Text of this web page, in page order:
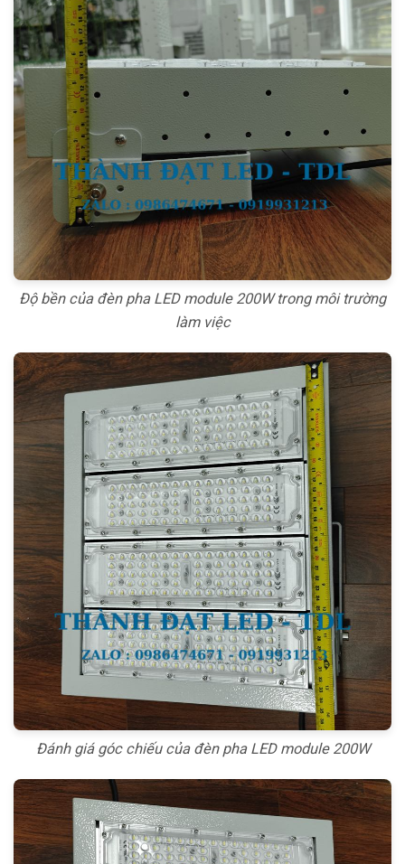
Độ bền của đèn pha LED module 200W trong môi trường
làm việc
Đánh giá góc chiếu của đèn pha LED module 200W